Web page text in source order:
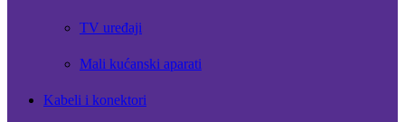
TV uređaji
Mali kućanski aparati
Kabeli i konektori